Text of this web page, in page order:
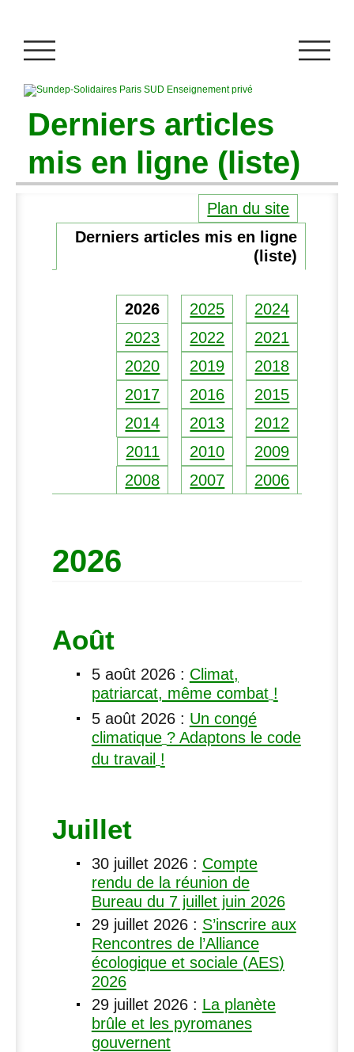
Derniers articles
mis en ligne (liste)
Plan du site
Derniers articles mis en ligne
(liste)
2026 2025
2024
2023
2022
2021
2020
2019
2018
2017
2016
2015
2014
2013
2012
2011
2010
2009
2008
2007 2006
2026
Août
5 août 2026: Climat,
patriarcat, même combat !
5 août 2026: Un congé
climatique ? Adaptons le code
du travail !
Juillet
30 juillet 2026: Compte
rendu de la réunion de
Bureau du 7 juillet juin 2026
29 juillet 2026: S’inscrire aux
Rencontres de l’Alliance
écologique et sociale (AES)
2026
29 juillet 2026: La planète
brûle et les pyromanes
gouvernent